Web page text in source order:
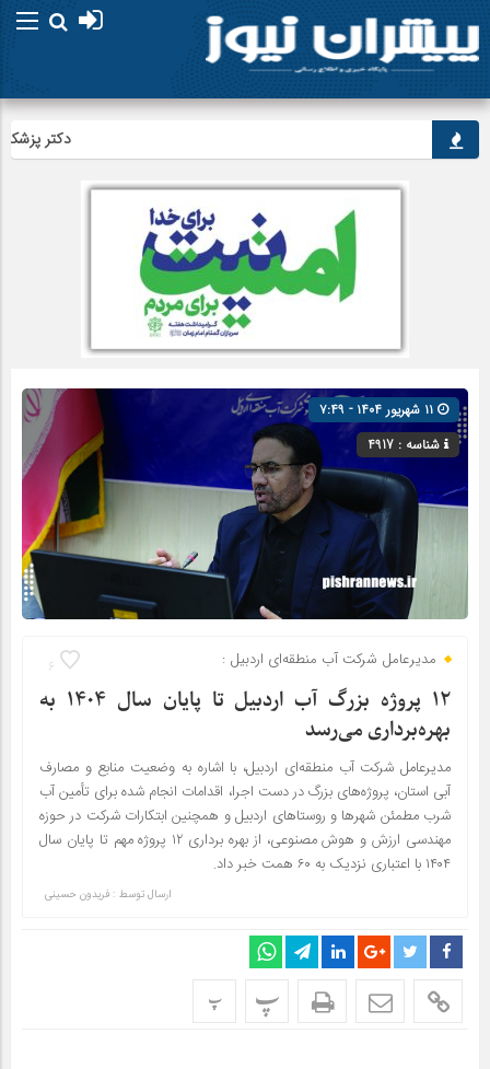
دکتر
شناسه : 4917
6 مدیرعامل شرکت آب منطقه‌ای اردبیل :
۱۲ پروژه بزرگ آب اردبیل تا پایان سال ۱۴۰۴ به
بهره‌برداری می‌رسد
مدیرعامل شرکت آب منطقه‌ای اردبیل، با اشاره به وضعیت منابع و مصارف
آبی استان، پروژه‌های بزرگ در دست اجرا، اقدامات انجام شده برای تأمین آب
شرب مطمئن شهرها و روستاهای اردبیل و همچنین ابتکارات شرکت در حوزه
مهندسی ارزش و هوش مصنوعی، از بهره برداری ۱۲ پروژه مهم تا پایان سال
۱۴۰۴ با اعتباری نزدیک به ۶۰ همت خبر داد.
ارسال توسط : فریدون حسینی
پ پ